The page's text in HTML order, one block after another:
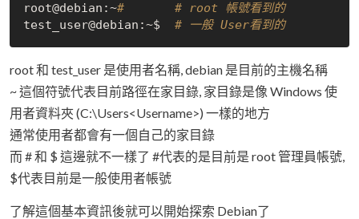
root@debian:~#       # root 帳號看到的
test_user@debian:~$ # 一般 User看到的
root 和 test_user 是使用者名稱, debian 是目前的主機名稱
~ 這個符號代表目前路徑在家目錄, 家目錄是像 Windows 使
用者資料夾 (C:\Users<Username>) 一樣的地方
通常使用者都會有一個自己的家目錄
而 # 和 $ 這邊就不一樣了 #代表的是目前是 root 管理員帳號,
$代表目前是一般使用者帳號
了解這個基本資訊後就可以開始探索 Debian了